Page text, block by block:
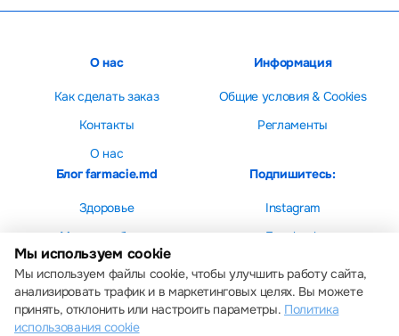
О нас
Как сделать заказ
Контакты
О нас
Информация
Общие условия & Cookies
Регламенты
Блог farmacie.md
Здоровье
Мама и ребенок
Красота
Подпишитесь:
Instagram
Facebook
Мы используем cookie
Мы используем файлы cookie, чтобы улучшить работу сайта,
анализировать трафик и в маркетинговых целях. Вы можете
принять, отклонить или настроить параметры. Политика
использования cookie